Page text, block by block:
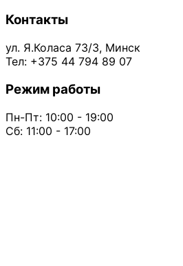
Контакты
ул. Я.Коласа 73/3, Минск
Тел: +375 44 794 89 07
Режим работы
Пн-Пт: 10:00 - 19:00
Сб: 11:00 - 17:00